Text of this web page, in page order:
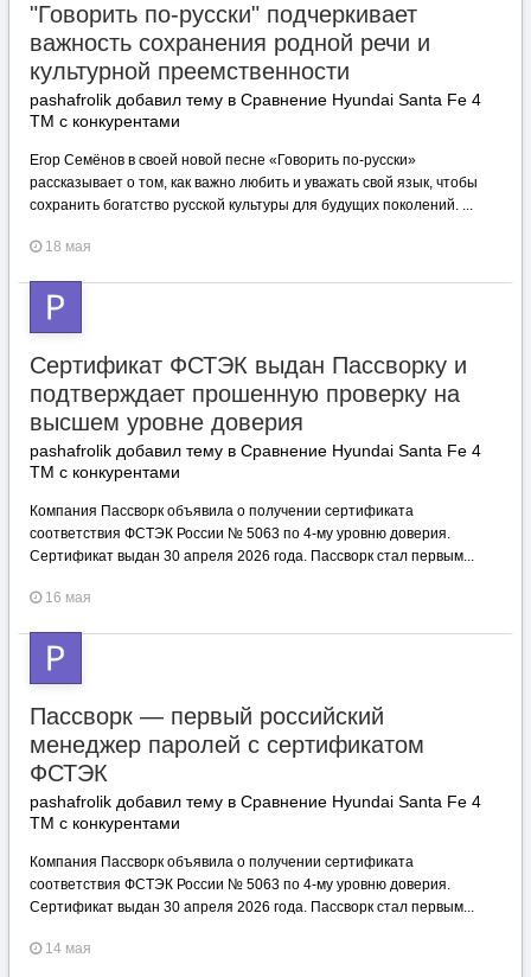
"Говорить по-русски" подчеркивает
важность сохранения родной речи и
культурной преемственности
pashafrolik добавил тему в Сравнение Hyundai Santa Fe 4
TM с конкурентами
Егор Семёнов в своей новой песне «Говорить по-русски»
рассказывает о том, как важно любить и уважать свой язык, чтобы
сохранить богатство русской культуры для будущих поколений. ...
18 мая
Сертификат ФСТЭК выдан Пассворку и
подтверждает прошенную проверку на
высшем уровне доверия
pashafrolik добавил тему в Сравнение Hyundai Santa Fe 4
TM с конкурентами
Компания Пассворк объявила о получении сертификата
соответствия ФСТЭК России № 5063 по 4-му уровню доверия.
Сертификат выдан 30 апреля 2026 года. Пассворк стал первым...
16 мая
Пассворк — первый российский
менеджер паролей с сертификатом
ФСТЭК
pashafrolik добавил тему в Сравнение Hyundai Santa Fe 4
TM с конкурентами
Компания Пассворк объявила о получении сертификата
соответствия ФСТЭК России № 5063 по 4-му уровню доверия.
Сертификат выдан 30 апреля 2026 года. Пассворк стал первым...
14 мая